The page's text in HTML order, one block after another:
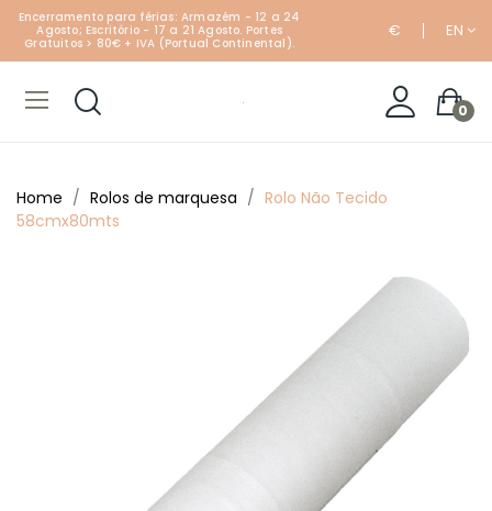
Encerramento para férias: Armazém - 12 a 24
Agosto; Escritório - 17 a 21 Agosto. Portes
Gratuitos > 80€ + IVA (Portual Continental).
€ EN
0
Home Rolos de marquesa
Rolo Não Tecido
58cmx80mts